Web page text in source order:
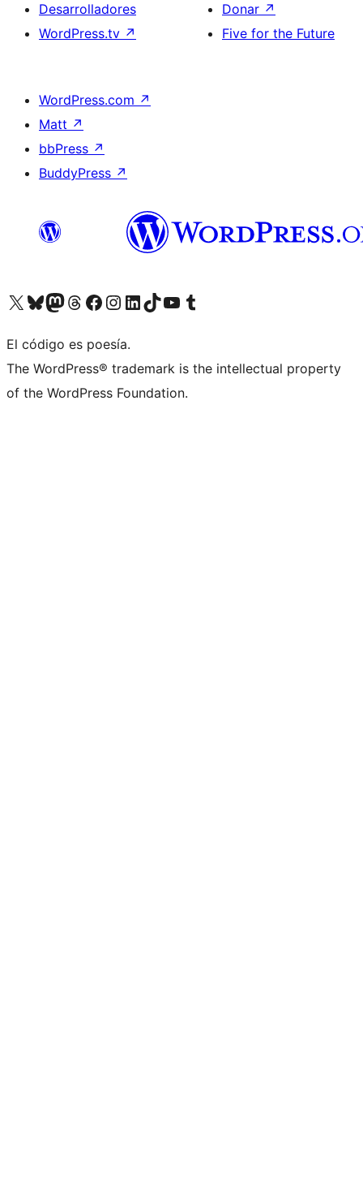
Desarrolladores
WordPress.tv ↗
Donar ↗
Five for the Future
WordPress.com ↗
Matt ↗
bbPress ↗
BuddyPress ↗
Visita nuestra cuenta de X (anteriormente Twitter)
Visita nuestra cuenta de Bluesky
Visita nuestra cuenta de Mastodon
Visita nuestra cuenta de Threads
Visita nuestra página de Facebook
Visita nuestra cuenta de Instagram
Visita nuestra cuenta de LinkedIn
Visita nuestra cuenta de TikTok
Visita nuestro canal de YouTube
Visita nuestra cuenta de Tumblr
El código es poesía.
The WordPress® trademark is the intellectual property
of the WordPress Foundation.